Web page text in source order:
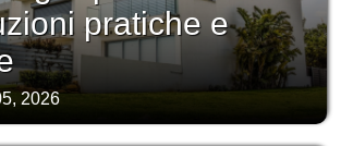
pratiche e
2026